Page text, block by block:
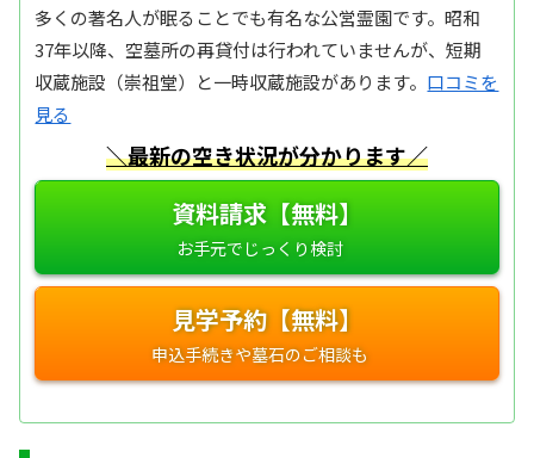
多くの著名人が眠ることでも有名な公営霊園です。昭和
37年以降、空墓所の再貸付は行われていませんが、短期
収蔵施設（崇祖堂）と一時収蔵施設があります。 口コミを
見る
＼最新の空き状況が分かります／
資料請求【無料】
見学予約【無料】